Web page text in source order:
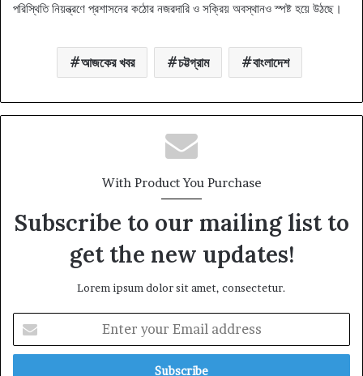
পরিস্থিতি নিয়ন্ত্রণে প্রশাসনের কঠোর নজরদারি ও সক্রিয় অবস্থানও স্পষ্ট হয়ে উঠছে।
আজকের খবর চট্টগ্রাম বাংলাদেশ
With Product You Purchase
Subscribe to our mailing list to
get the new updates!
Lorem ipsum dolor sit amet, consectetur.
your
Email